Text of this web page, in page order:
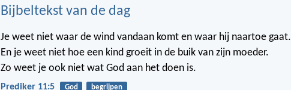
Bijbeltekst van de dag
Je weet niet waar de wind vandaan komt en waar hij naartoe gaat.
En je weet niet hoe een kind groeit in de buik van zijn moeder.
Zo weet je ook niet wat God aan het doen is.
Prediker 11:5 God begrijpen